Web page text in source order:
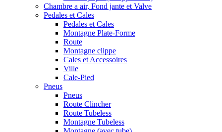
Chambre a air, Fond jante et Valve
Pedales et Cales
Pedales et Cales
Montagne Plate-Forme
Route
Montagne clippe
Cales et Accessoires
Ville
Cale-Pied
Pneus
Pneus
Route Clincher
Route Tubeless
Montagne Tubeless